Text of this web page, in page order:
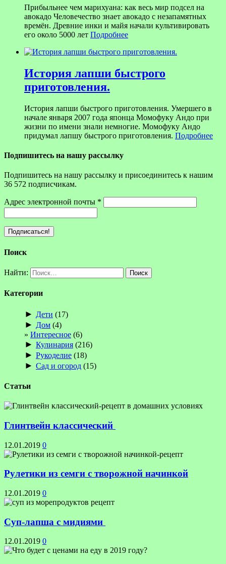
Прибыльнее чем марихуана: как весь мир подсел на
авокадо Человечество знает авокадо с незапамятных
времён. Древние инки и майя начали культивировать
его около 5000 лет Подробнее
История лапши быстрого
приготовления.
История лапши быстрого приготовления. Умершего в
начале января 2007 года японца Момофуку Андо при
жизни по имени знали немногие. Момофуку Андо
придумал лапшу быстрого приготовления. Подробнее
Подпишитесь на нашу рассылку
Подпишитесь на нашу рассылку и присоединитесь к нашим
36 572 подписчикам.
Адрес электронной почты *
Поиск
Найти:
Категории
► Дети (17)
► Дом (4)
Интересное (6)
► Кулинария (216)
► Рукоделие (18)
► Сад и огород (15)
Статьи
Глинтвейн классический
12.01.2019 0
Рулетики из семги с творожной начинкой
12.01.2019 0
Суп-лапша с мидиями
12.01.2019 0